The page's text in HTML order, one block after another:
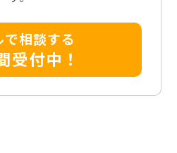
で相談する
受付中！